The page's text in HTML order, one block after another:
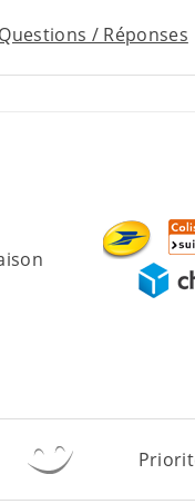
Questions / Réponses